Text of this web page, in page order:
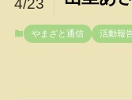
4/23
やまざと通信 活動報